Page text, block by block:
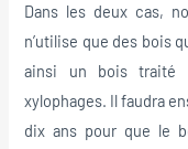
Dans les deux cas,
n’utilise que des bois
ainsi un bois traité
xylophages. Il faudra
dix ans pour que le